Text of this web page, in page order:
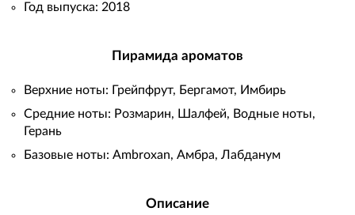
Год выпуска: 2018
Пирамида ароматов
Верхние ноты: Грейпфрут, Бергамот, Имбирь
Средние ноты: Розмарин, Шалфей, Водные ноты,
Герань
Базовые ноты: Ambroxan, Амбра, Лабданум
Описание